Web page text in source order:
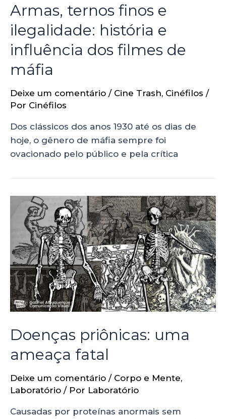
Armas, ternos finos e
ilegalidade: história e
influência dos filmes de
máfia
Deixe um comentário / Cine Trash, Cinéfilos /
Por Cinéfilos
Dos clássicos dos anos 1930 até os dias de
hoje, o gênero de máfia sempre foi
ovacionado pelo público e pela crítica
Doenças priônicas: uma
ameaça fatal
Deixe um comentário / Corpo e Mente,
Laboratório / Por Laboratório
Causadas por proteínas anormais sem